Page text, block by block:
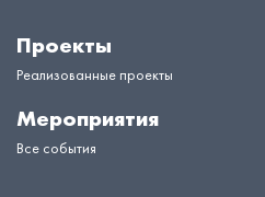
Проекты
Реализованные проекты
Мероприятия
Все события